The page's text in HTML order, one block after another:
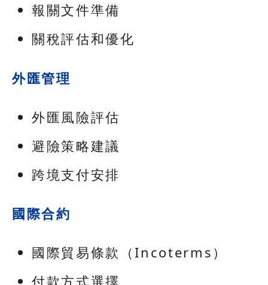
報關文件準備
關稅評估和優化
外匯管理
外匯風險評估
避險策略建議
跨境支付安排
國際合約
國際貿易條款（Incoterms）
付款方式選擇